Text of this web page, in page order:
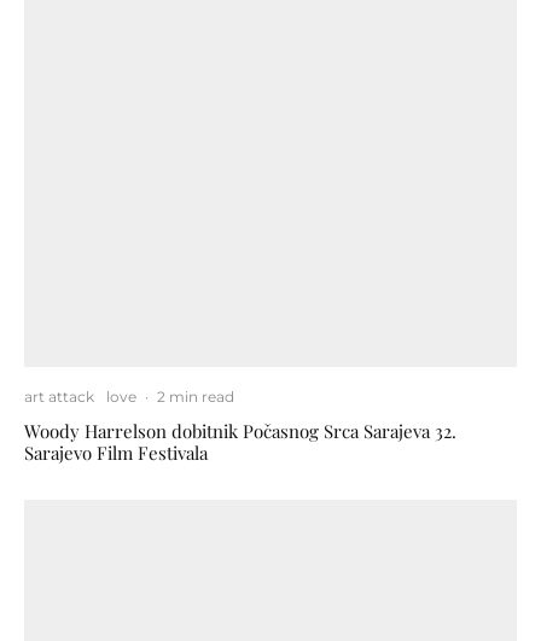
art attack love · 2 min read
Woody Harrelson dobitnik Počasnog Srca Sarajeva 32.
Sarajevo Film Festivala